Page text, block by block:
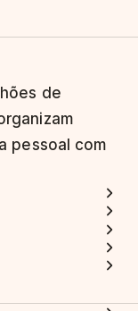
de
pessoal com